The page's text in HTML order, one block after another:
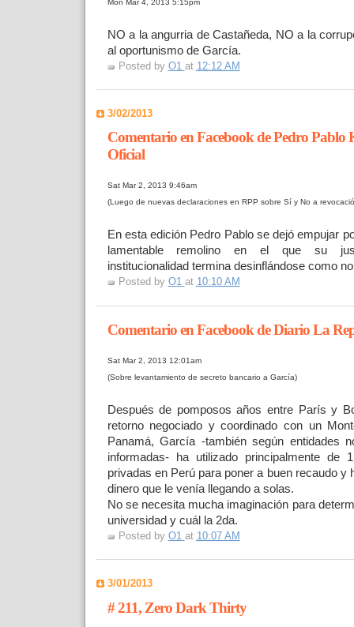
NO a la angurria de Castañeda, NO a la
al oportunismo de García.
Posted by O1 at 12:12 AM
3/02/2013
Comentario en Facebook de Pedro Pablo
Oficial
Sat Mar 2, 2013 9:46am
(Luego de nuevas declaraciones en RPP sobre Sí y No a
En esta edición Pedro Pablo se dejó empujar
lamentable remolino en el que su
institucionalidad termina desinflándose como
Posted by O1 at 10:10 AM
Comentario en Facebook de Diario La
Sat Mar 2, 2013 12:01am
(Sobre levantamiento de secreto bancario a García)
Después de pomposos años entre París y
retorno negociado y coordinado con un
Panamá, García -también según entidades
informadas- ha utilizado principalmente de
privadas en Perú para poner a buen recaudo y
dinero que le venía llegando a solas.
No se necesita mucha imaginación para
universidad y cuál la 2da.
Posted by O1 at 10:07 AM
3/01/2013
# 211, Zero Dark Thirty